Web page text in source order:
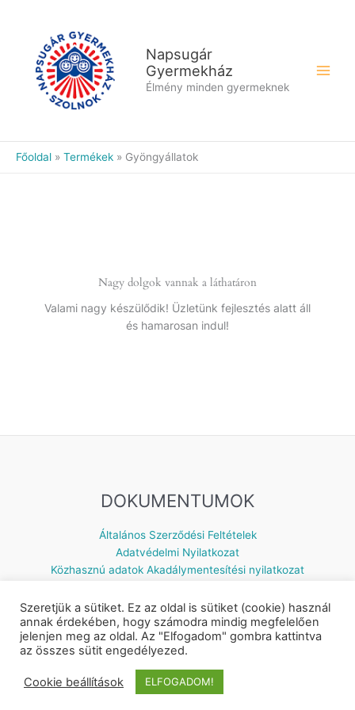
Napsugár
Gyermekház
Élmény minden gyermeknek
Főoldal Termékek Gyöngyállatok
Nagy dolgok vannak a láthatáron
Valami nagy készülődik! Üzletünk fejlesztés alatt áll
és hamarosan indul!
DOKUMENTUMOK
Általános Szerződési Feltételek
Adatvédelmi Nyilatkozat
Közhasznú adatok Akadálymentesítési nyilatkozat
Készítette: © 2026 Napsugár Gyermekház | Powered by
Szeretjük a sütiket. Ez az oldal is sütiket (cookie) használ
annak érdekében, hogy számodra mindig megfelelően
jelenjen meg az oldal. Az "Elfogadom" gombra kattintva
az összes sütit engedélyezed.
Cookie beállítások ELFOGADOM!